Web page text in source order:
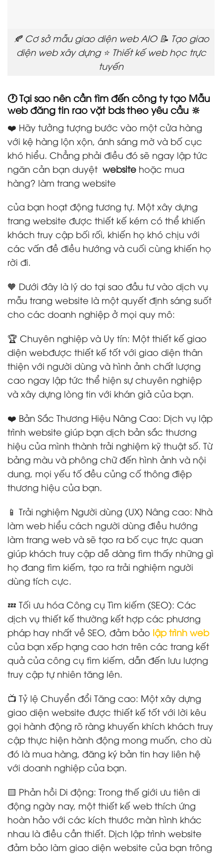
🍂 Cơ sở mẫu giao diện web AIO 📝 Tạo giao
diện web xây dựng ⭐ Thiết kế web học trực
tuyến
🕐 Tại sao nên cần tìm đến công ty tạo Mẫu
web đăng tin rao vặt bds theo yêu cầu 🔆
❤️ Hãy tưởng tượng bước vào một cửa hàng
với kệ hàng lộn xộn, ánh sáng mờ và bố cục
khó hiểu. Chẳng phải điều đó sẽ ngay lập tức
ngăn cản bạn duyệt website hoặc mua
hàng? làm trang website
của bạn hoạt động tương tự. Một xây dựng
trang website được thiết kế kém có thể khiến
khách truy cập bối rối, khiến họ khó chịu với
các vấn đề điều hướng và cuối cùng khiến họ
rời đi.
🧡 Dưới đây là lý do tại sao đầu tư vào dịch vụ
mẫu trang website là một quyết định sáng suốt
cho các doanh nghiệp ở mọi quy mô:
🏆 Chuyên nghiệp và Uy tín: Một thiết kế giao
diện webđược thiết kế tốt với giao diện thân
thiện với người dùng và hình ảnh chất lượng
cao ngay lập tức thể hiện sự chuyên nghiệp
và xây dựng lòng tin với khán giả của bạn.
❤️ Bản Sắc Thương Hiệu Nâng Cao: Dịch vụ lập
trình website giúp bạn dịch bản sắc thương
hiệu của mình thành trải nghiệm kỹ thuật số. Từ
bảng màu và phông chữ đến hình ảnh và nội
dung, mọi yếu tố đều củng cố thông điệp
thương hiệu của bạn.
📱 Trải nghiệm Người dùng (UX) Nâng cao: Nhà
làm web hiểu cách người dùng điều hướng
làm trang web và sẽ tạo ra bố cục trực quan
giúp khách truy cập dễ dàng tìm thấy những gì
họ đang tìm kiếm, tạo ra trải nghiệm người
dùng tích cực.
💤 Tối ưu hóa Công cụ Tìm kiếm (SEO): Các
dịch vụ thiết kế thường kết hợp các phương
pháp hay nhất về SEO, đảm bảo lập trình web
của bạn xếp hạng cao hơn trên các trang kết
quả của công cụ tìm kiếm, dẫn đến lưu lượng
truy cập tự nhiên tăng lên.
📺 Tỷ lệ Chuyển đổi Tăng cao: Một xây dựng
giao diện website được thiết kế tốt với lời kêu
gọi hành động rõ ràng khuyến khích khách truy
cập thực hiện hành động mong muốn, cho dù
đó là mua hàng, đăng ký bản tin hay liên hệ
với doanh nghiệp của bạn.
🟨 Phản hồi Di động: Trong thế giới ưu tiên di
động ngày nay, một thiết kế web thích ứng
hoàn hảo với các kích thước màn hình khác
nhau là điều cần thiết. Dịch lập trình website
đảm bảo làm giao diện website của bạn trông